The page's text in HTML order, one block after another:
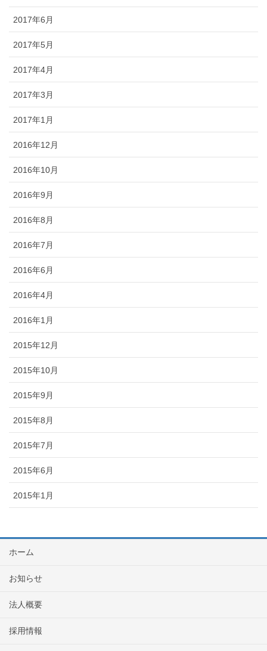
2017年6月
2017年5月
2017年4月
2017年3月
2017年1月
2016年12月
2016年10月
2016年9月
2016年8月
2016年7月
2016年6月
2016年4月
2016年1月
2015年12月
2015年10月
2015年9月
2015年8月
2015年7月
2015年6月
2015年1月
ホーム
お知らせ
法人概要
採用情報